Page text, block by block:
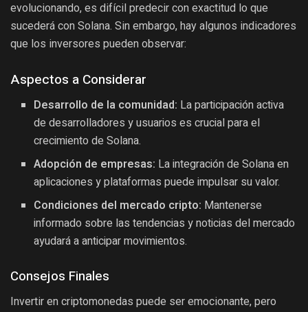
evolucionando, es difícil predecir con exactitud lo que
sucederá con Solana. Sin embargo, hay algunos indicadores
que los inversores pueden observar:
Aspectos a Considerar
Desarrollo de la comunidad: La participación activa
de desarrolladores y usuarios es crucial para el
crecimiento de Solana.
Adopción de empresas: La integración de Solana en
aplicaciones y plataformas puede impulsar su valor.
Condiciones del mercado cripto: Mantenerse
informado sobre las tendencias y noticias del mercado
ayudará a anticipar movimientos.
Consejos Finales
Invertir en criptomonedas puede ser emocionante, pero